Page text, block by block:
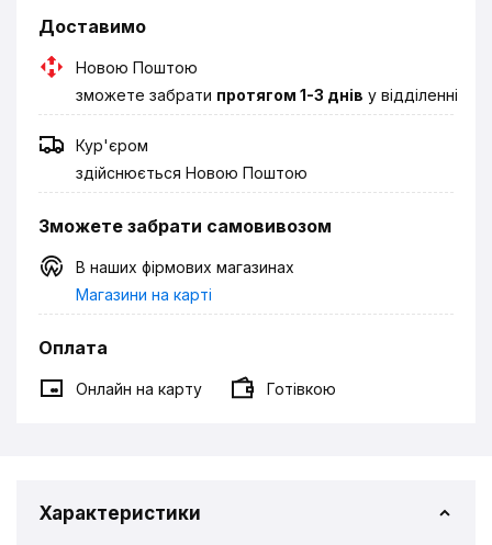
Доставимо
Новою Поштою
зможете забрати протягом 1-3 днів у відділенні
Кур'єром
здійснюється Новою Поштою
Зможете забрати самовивозом
В наших фірмових магазинах
Магазини на карті
Оплата
Онлайн на карту Готівкою
Характеристики